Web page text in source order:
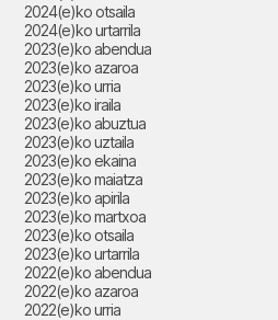
2024(e)ko otsaila
2024(e)ko urtarrila
2023(e)ko abendua
2023(e)ko azaroa
2023(e)ko urria
2023(e)ko iraila
2023(e)ko abuztua
2023(e)ko uztaila
2023(e)ko ekaina
2023(e)ko maiatza
2023(e)ko apirila
2023(e)ko martxoa
2023(e)ko otsaila
2023(e)ko urtarrila
2022(e)ko abendua
2022(e)ko azaroa
2022(e)ko urria